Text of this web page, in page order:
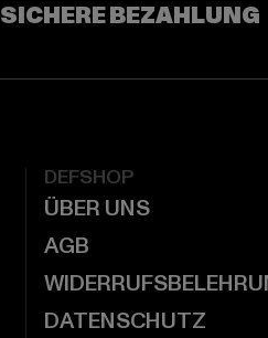
SICHERE BEZAHLUNG
DEFSHOP
ÜBER UNS
AGB
DATENSCHUTZ